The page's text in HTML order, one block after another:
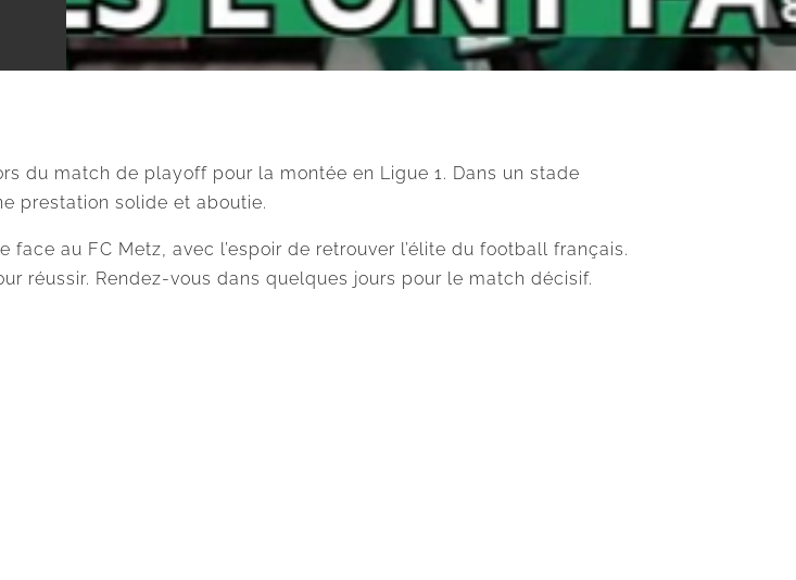
du match de playoff pour la montée en Ligue 1. Dans un stade
prestation solide et aboutie.
au FC Metz, avec l’espoir de retrouver l’élite du football français.
réussir. Rendez-vous dans quelques jours pour le match décisif.